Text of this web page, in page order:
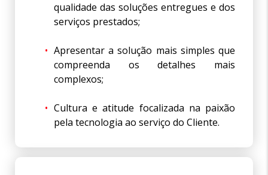
qualidade das soluções entregues e dos
serviços prestados;
Apresentar a solução mais simples que
compreenda os detalhes mais
complexos;
Cultura e atitude focalizada na paixão
pela tecnologia ao serviço do Cliente.